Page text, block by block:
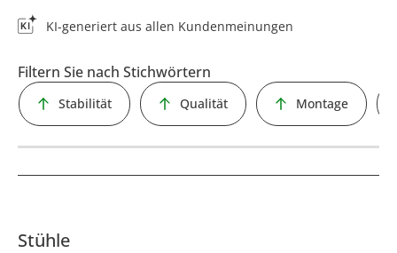
KI-generiert aus allen Kundenmeinungen
Filtern Sie nach Stichwörtern
Stabilität Qualität Montage
Stühle